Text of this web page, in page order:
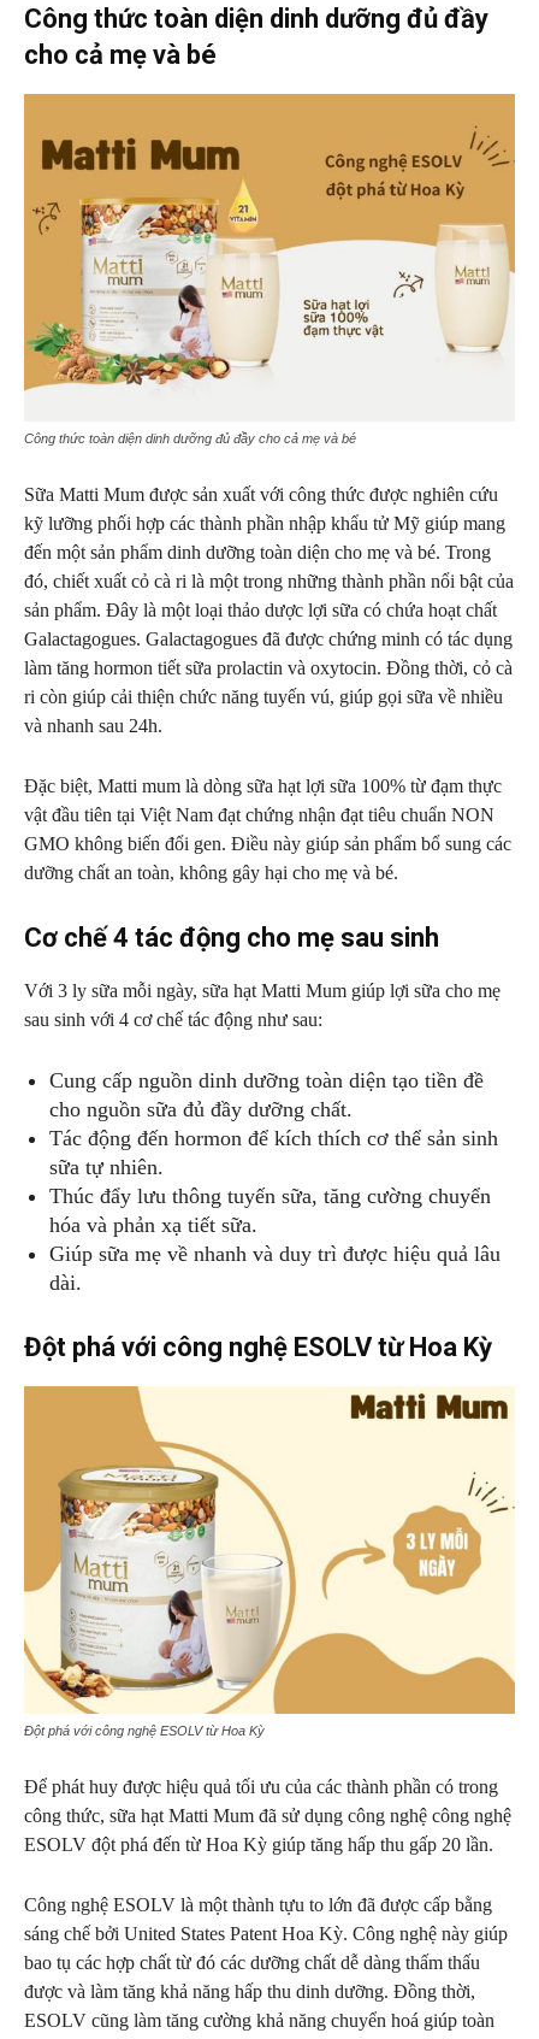
Công thức toàn diện dinh dưỡng đủ đầy
cho cả mẹ và bé
Công thức toàn diện dinh dưỡng đủ đầy cho cả mẹ và bé
Sữa Matti Mum được sản xuất với công thức được nghiên cứu
kỹ lưỡng phối hợp các thành phần nhập khẩu tử Mỹ giúp mang
đến một sản phẩm dinh dưỡng toàn diện cho mẹ và bé. Trong
đó, chiết xuất cỏ cà ri là một trong những thành phần nổi bật của
sản phẩm. Đây là một loại thảo dược lợi sữa có chứa hoạt chất
Galactagogues. Galactagogues đã được chứng minh có tác dụng
làm tăng hormon tiết sữa prolactin và oxytocin. Đồng thời, cỏ cà
ri còn giúp cải thiện chức năng tuyến vú, giúp gọi sữa về nhiều
và nhanh sau 24h.
Đặc biệt, Matti mum là dòng sữa hạt lợi sữa 100% từ đạm thực
vật đầu tiên tại Việt Nam đạt chứng nhận đạt tiêu chuẩn NON
GMO không biến đổi gen. Điều này giúp sản phẩm bổ sung các
dưỡng chất an toàn, không gây hại cho mẹ và bé.
Cơ chế 4 tác động cho mẹ sau sinh
Với 3 ly sữa mỗi ngày, sữa hạt Matti Mum giúp lợi sữa cho mẹ
sau sinh với 4 cơ chế tác động như sau:
Cung cấp nguồn dinh dưỡng toàn diện tạo tiền đề
cho nguồn sữa đủ đầy dưỡng chất.
Tác động đến hormon để kích thích cơ thể sản sinh
sữa tự nhiên.
Thúc đẩy lưu thông tuyến sữa, tăng cường chuyển
hóa và phản xạ tiết sữa.
Giúp sữa mẹ về nhanh và duy trì được hiệu quả lâu
dài.
Đột phá với công nghệ ESOLV từ Hoa Kỳ
Đột phá với công nghệ ESOLV từ Hoa Kỳ
Để phát huy được hiệu quả tối ưu của các thành phần có trong
công thức, sữa hạt Matti Mum đã sử dụng công nghệ công nghệ
ESOLV đột phá đến từ Hoa Kỳ giúp tăng hấp thu gấp 20 lần.
Công nghệ ESOLV là một thành tựu to lớn đã được cấp bằng
sáng chế bởi United States Patent Hoa Kỳ. Công nghệ này giúp
bao tụ các hợp chất từ đó các dưỡng chất dễ dàng thấm thấu
được và làm tăng khả năng hấp thu dinh dưỡng. Đồng thời,
ESOLV cũng làm tăng cường khả năng chuyển hoá giúp toàn